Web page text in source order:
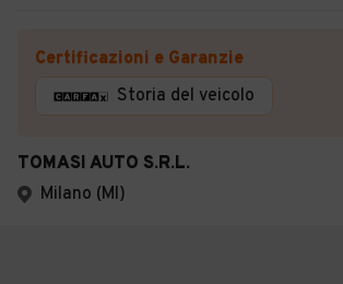
Certificazioni e Garanzie
Storia del veicolo
TOMASI AUTO S.R.L.
Milano (MI)